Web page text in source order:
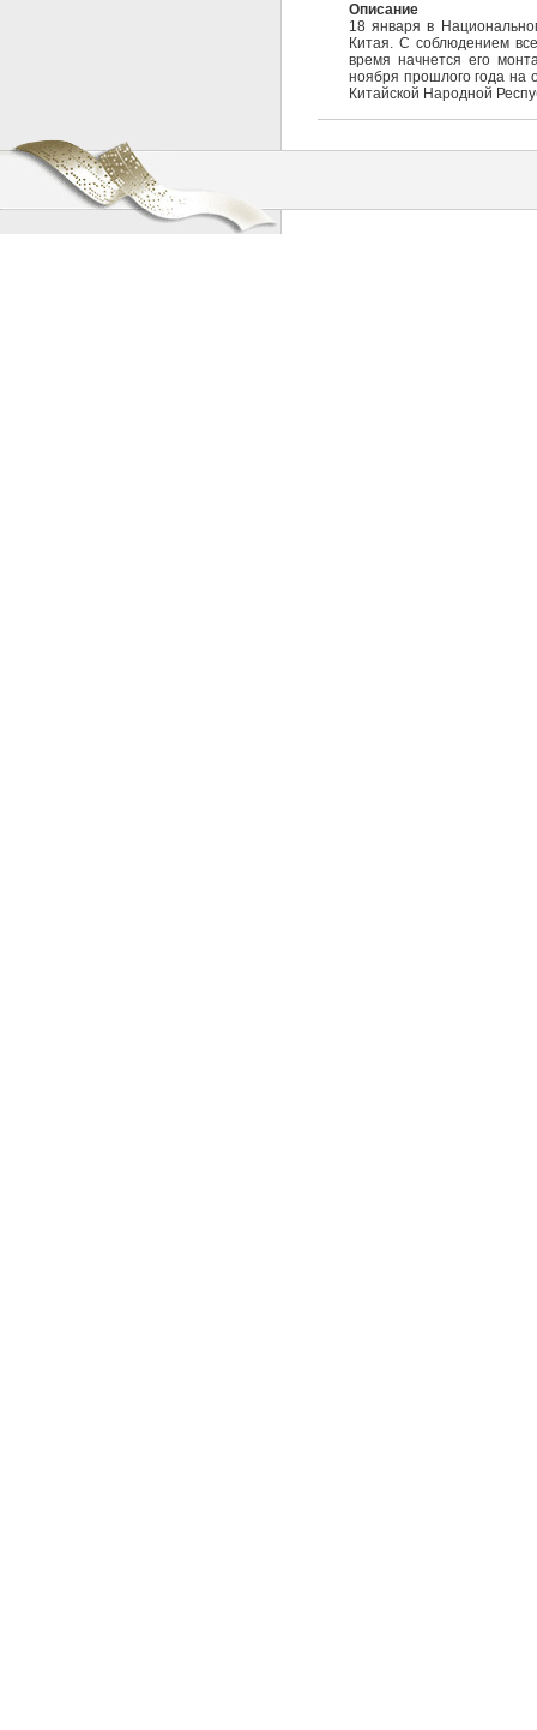
Описание
18 января в
Китая. С соблюдением
время начнется его
ноября прошлого года на
Китайской Народной